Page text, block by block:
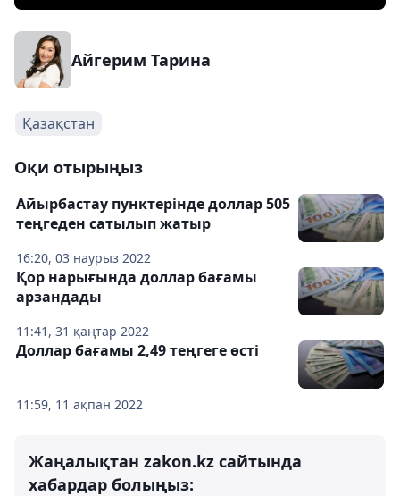
Айгерим Тарина
Қазақстан
Оқи отырыңыз
16:20, 03 наурыз 2022
Айырбастау пунктерінде доллар 505
теңгеден сатылып жатыр
11:41, 31 қаңтар 2022
Қор нарығында доллар бағамы
арзандады
11:59, 11 ақпан 2022
Доллар бағамы 2,49 теңгеге өсті
Жаңалықтан zakon.kz сайтында
хабардар болыңыз: